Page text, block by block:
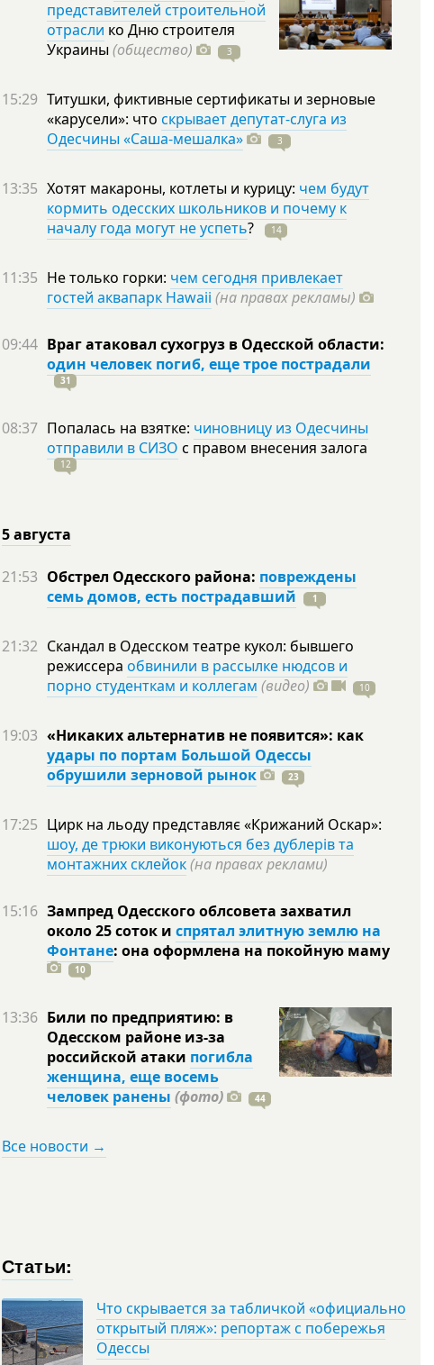
представителей строительной
отрасли ко Дню строителя
Украины (общество) 3
15:29 Титушки, фиктивные сертификаты и зерновые
«карусели»: что скрывает депутат-слуга из
Одесчины «Саша-мешалка»
3
13:35 Хотят макароны, котлеты и курицу: чем будут
кормить одесских школьников и почему к
началу года могут не успеть? 14
11:35 Не только горки: чем сегодня привлекает
гостей аквапарк Hawaii (на правах рекламы)
09:44 Враг атаковал сухогруз в Одесской области:
один человек погиб, еще трое пострадали
31
08:37 Попалась на взятке: чиновницу из Одесчины
отправили в СИЗО с правом внесения залога
12
5 августа
21:53 Обстрел Одесского района: повреждены
семь домов, есть пострадавший
1
21:32 Скандал в Одесском театре кукол: бывшего
режиссера обвинили в рассылке нюдсов и
порно студенткам и коллегам (видео) 10
19:03 «Никаких альтернатив не появится»: как
удары по портам Большой Одессы
обрушили зерновой рынок
23
17:25 Цирк на льоду представляє «Крижаний Оскар»:
шоу, де трюки виконуються без дублерів та
монтажних склейок(на правах реклами)
15:16 Зампред Одесского облсовета захватил
около 25 соток и спрятал элитную землю на
Фонтане: она оформлена на покойную маму
10
13:36 Били по предприятию: в
Одесском районе из-за
российской атаки погибла
женщина, еще восемь
человек ранены (фото) 44
Все новости →
Статьи:
Что скрывается за табличкой «официально
открытый пляж»: репортаж с побережья
Одессы